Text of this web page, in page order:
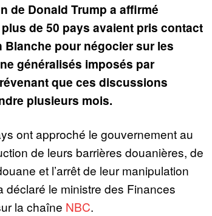
de Donald Trump a affirmé
de 50 pays avaient pris contact
Blanche pour négocier sur les
généralisés imposés par
que ces discussions
plusieurs mois.
ont approché le gouvernement au
de leurs barrières douanières, de
et l’arrêt de leur manipulation
déclaré le ministre des Finances
la chaîne NBC.